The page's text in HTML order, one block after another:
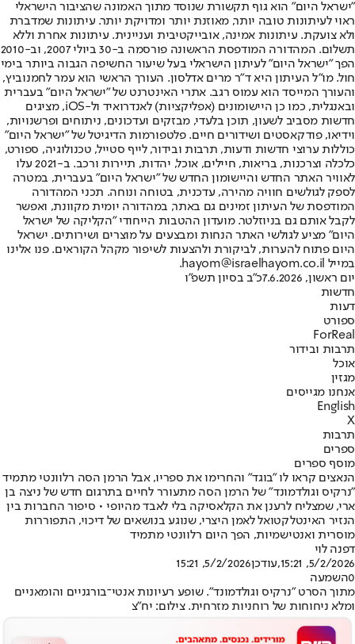
"ישראל היום" הוא גוף תקשורת שנוסד מתוך האמונה שהציבור הישראלי
ראוי לעיתונות טובה יותר, מאוזנת יותר ומדויקת יותר. עיתונות שמדברת
ולא צועקת. עיתונות אמינה, אובייקטיבית ועניינית. עיתונות אחרת וללא
תשלום. המהדורה המודפסת הראשונה פורסמה ב-30 ביולי 2007, וב-2010
הפך "ישראל היום" לעיתון הישראלי בעל שיעור החשיפה הגבוה ביותר בימי
חול. מו"ל העיתון היא ד"ר מרים אדלסון. העורך הראשי הוא עמר לחמנוביץ,
והעורך המייסד הוא עמוס רגב. אתרי האינטרנט של "ישראל היום" בעברית
ובאנגלית, כמו כן היישומונים (אפליקציות) לאנדרואיד ול-iOS, מציגים
חדשות מסביב לשעון, תוכן בלעדי, מבזקים ועדכונים, ניתוחים ופרשנויות,
וידיאו, פודקאסטים ושידורים חיים. פלטפורמות הדיגיטל של "ישראל היום"
כוללות ערוצי חדשות ודעות, תרבות ובידור, לייף סטייל, טכנולוגיה, ספורט,
כלכלה וצרכנות, בריאות, חיילים, אוכל, יהדות, תיירות ורכב. ב-2021 עלו
לאוויר האתר החדש והיישומון החדש של "ישראל היום" בעברית, במטרה
לספק לגולשים חוויה מהירה, עדכנית, בטוחה ונוחה. תכני המהדורה
המודפסת של העיתון זמינים גם באתר, במהדורה יומית מקוונת, ואפשר
לקבל אותם גם בניוזלטר. מועדון ההטבות הייחודי "הקליקה של ישראל
היום" מציע לגולשי האתר הנחות ומבצעים על מוצרים ושירותים. ישראל
היום פתוח להערות, לביקורת ולהצעות לשיפור מקהל הקוראים. פנו אלינו
במייל hayom@israelhayom.co.il.
יום ראשון, 7.6.2026
כ"ב בסיון תשפ"ו
חדשות
דעות
ספורט
ForReal
תרבות ובידור
אוכל
מגזין
אנחנו מגייסים
English
X
תרבות
ספרים
מוסף ספרים
הנאצים קראו לו "בוגד" והחרימו את ספריו, אבל הרמן הסה רלוונטי מתמיד
"נרקיס וגולדמונד" של הרמן הסה מתעורר לחיים בתרגום חדש של ניצה בן
ארי, שמצליח לרענן את הקלאסיקה בלי לאבד מהיופי • סיפור החברות בין
הנזיר האינטלקטואל לאמן היצרי, שנוגע בנושאים של דיכוי, התפוררות
מוסרית ואנטישמיות, הפך היום רלוונטי מתמיד
דפנה לוי
5/2/2026, 15:21
,עודכן5/2/2026, 15:21
0השמעה
מתוך הסרט "נרקיס וגולדמונד". שופע רעיונות אנטי־בורגניים והומאניים
ומלא ניחוחות של רוחניות מזרחית. צילום: יח"צ